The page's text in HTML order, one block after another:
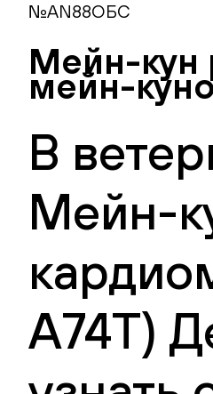
№AN88ОБС
Мейн-кун
мейн-
В
Мейн-
А74Т)